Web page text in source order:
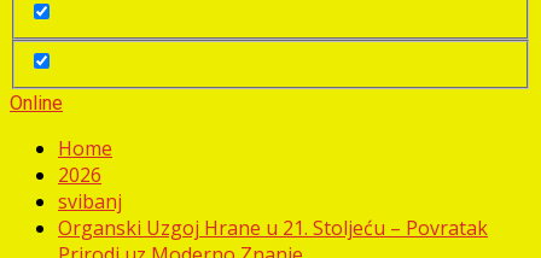
Online
Home
2026
svibanj
Organski Uzgoj Hrane u 21. Stoljeću – Povratak